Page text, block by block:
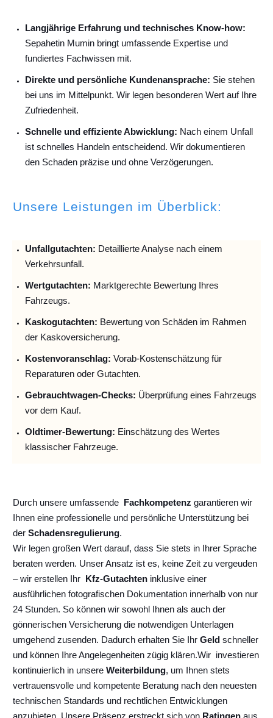
Langjährige Erfahrung und technisches Know-how:
Sepahetin Mumin bringt umfassende Expertise und
fundiertes Fachwissen mit.
Direkte und persönliche Kundenansprache: Sie stehen
bei uns im Mittelpunkt. Wir legen besonderen Wert auf Ihre
Zufriedenheit.
Schnelle und effiziente Abwicklung: Nach einem Unfall
ist schnelles Handeln entscheidend. Wir dokumentieren
den Schaden präzise und ohne Verzögerungen.
Unsere Leistungen im Überblick:
Unfallgutachten: Detaillierte Analyse nach einem
Verkehrsunfall.
Wertgutachten: Marktgerechte Bewertung Ihres
Fahrzeugs.
Kaskogutachten: Bewertung von Schäden im Rahmen
der Kaskoversicherung.
Kostenvoranschlag: Vorab-Kostenschätzung für
Reparaturen oder Gutachten.
Gebrauchtwagen-Checks: Überprüfung eines Fahrzeugs
vor dem Kauf.
Oldtimer-Bewertung: Einschätzung des Wertes
klassischer Fahrzeuge.
Durch unsere umfassende Fachkompetenz garantieren wir
Ihnen eine professionelle und persönliche Unterstützung bei
der Schadensregulierung.
Wir legen großen Wert darauf, dass Sie stets in Ihrer Sprache
beraten werden. Unser Ansatz ist es, keine Zeit zu vergeuden
– wir erstellen Ihr Kfz-Gutachten inklusive einer
ausführlichen fotografischen Dokumentation innerhalb von nur
24 Stunden. So können wir sowohl Ihnen als auch der
gönnerischen Versicherung die notwendigen Unterlagen
umgehend zusenden. Dadurch erhalten Sie Ihr Geld schneller
und können Ihre Angelegenheiten zügig klären.Wir investieren
kontinuierlich in unsere Weiterbildung, um Ihnen stets
vertrauensvolle und kompetente Beratung nach den neuesten
technischen Standards und rechtlichen Entwicklungen